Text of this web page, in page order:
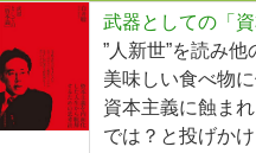
武器としての「資
”人新世”を読み
美味しい食べ物
資本主義に蝕ま
では？と投げか